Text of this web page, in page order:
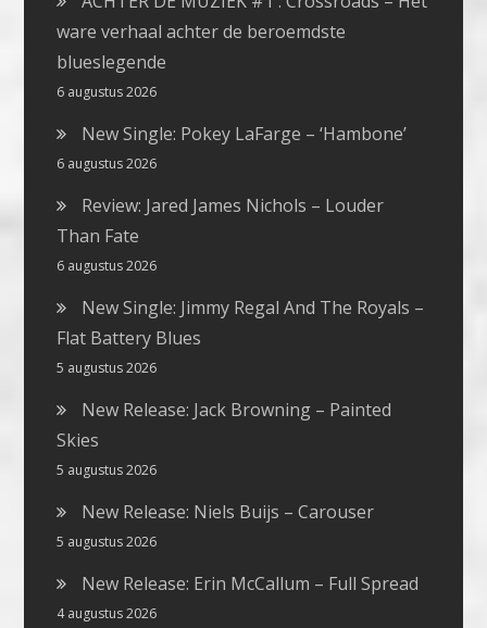
ware verhaal achter de beroemdste
blueslegende
6 augustus 2026
New Single: Pokey LaFarge – ‘Hambone’
6 augustus 2026
Review: Jared James Nichols – Louder
Than Fate
6 augustus 2026
New Single: Jimmy Regal And The Royals –
Flat Battery Blues
5 augustus 2026
New Release: Jack Browning – Painted
Skies
5 augustus 2026
New Release: Niels Buijs – Carouser
5 augustus 2026
New Release: Erin McCallum – Full Spread
4 augustus 2026